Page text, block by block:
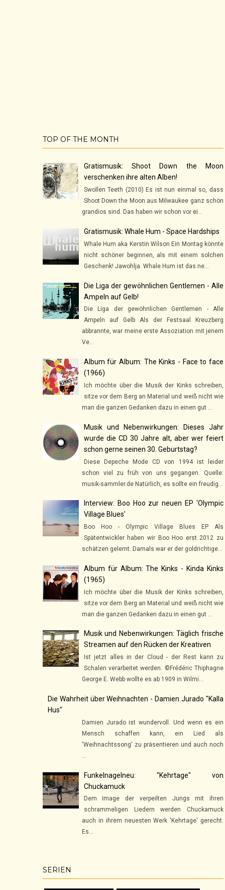
TOP OF THE MONTH
Gratismusik: Shoot Down the Moon
verschenken ihre alten Alben!
Swollen Teeth (2010) Es ist nun einmal so, dass
Shoot Down the Moon aus Milwaukee ganz schön
grandios sind. Das haben wir schon vor ei...
Gratismusik: Whale Hum - Space Hardships
Whale Hum aka Kerstin Wilson Ein Montag könnte
nicht schöner beginnen, als mit einem solchen
Geschenk! Jawohlja. Whale Hum ist das ne...
Die Liga der gewöhnlichen Gentlemen - Alle
Ampeln auf Gelb!
Die Liga der gewöhnlichen Gentlemen - Alle
Ampeln auf Gelb Als der Festsaal Kreuzberg
abbrannte, war meine erste Assoziation mit jenem
Ve...
Album für Album: The Kinks - Face to face
(1966)
Ich möchte über die Musik der Kinks schreiben,
sitze vor dem Berg an Material und weiß nicht wie
man die ganzen Gedanken dazu in einen gut ...
Musik und Nebenwirkungen: Dieses Jahr
wurde die CD 30 Jahre alt, aber wer feiert
schon gerne seinen 30. Geburtstag?
Diese Depeche Mode CD von 1994 ist leider
schon viel zu früh von uns gegangen. Quelle:
musik-sammler.de Natürlich, es sollte ein freudig...
Interview: Boo Hoo zur neuen EP 'Olympic
Village Blues'
Boo Hoo - Olympic Village Blues EP Als
Spätentwickler haben wir Boo Hoo erst 2012 zu
schätzen gelernt. Damals war er der goldrichtige...
Album für Album: The Kinks - Kinda Kinks
(1965)
Ich möchte über die Musik der Kinks schreiben,
sitze vor dem Berg an Material und weiß nicht wie
man die ganzen Gedanken dazu in einen gut ...
Musik und Nebenwirkungen: Täglich frische
Streamen auf den Rücken der Kreativen
Ist jetzt alles in der Cloud - der Rest kann zu
Schalen verarbeitet werden. ©Frédéric Thiphagne
George E. Webb wollte es ab 1909 in Wilmi...
Die Wahrheit über Weihnachten - Damien Jurado "Kalla
Hus"
Damien Jurado ist wundervoll. Und wenn es ein
Mensch schaffen kann, ein Lied als
'Weihnachtssong' zu präsentieren und auch noch
...
Funkelnagelneu: "Kehrtage" von
Chuckamuck
Dem Image der verpeilten Jungs mit ihren
schrammeligen Liedern werden Chuckamuck
auch in ihrem neuesten Werk 'Kehrtage' gerecht.
Es...
SERIEN